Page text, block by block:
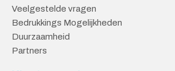
Veelgestelde vragen
Bedrukkings Mogelijkheden
Duurzaamheid
Partners